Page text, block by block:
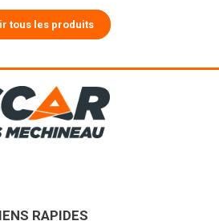
tous les produits
RAPIDES